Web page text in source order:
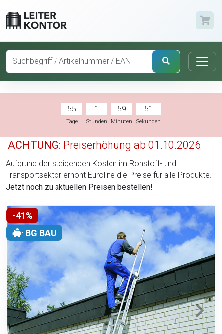
55
Tage
1
Stunden
59
Minuten
50
Sekunden
ACHTUNG: Preiserhöhung ab 01.10.2026
Aufgrund der steigenden Kosten im Rohstoff- und
Transportsektor erhöht Euroline die Preise für alle Produkte.
Jetzt noch zu aktuellen Preisen bestellen!
-41%
BG BAU